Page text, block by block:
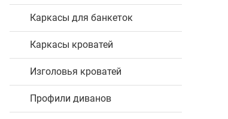
Каркасы для банкеток
Каркасы кроватей
Изголовья кроватей
Профили диванов